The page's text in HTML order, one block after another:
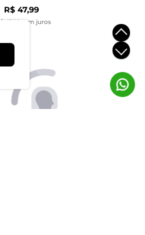
R$ 47,99
47,99 sem juros